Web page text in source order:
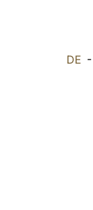
DE -